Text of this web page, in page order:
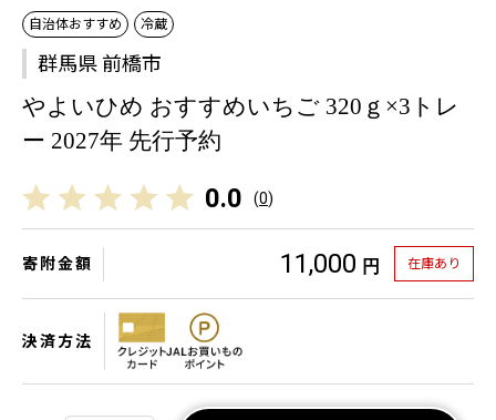
自治体おすすめ 冷蔵
群馬県 前橋市
やよいひめ おすすめいちご 320ｇ×3トレ
ー 2027年 先行予約
0.0 (0)
寄附金額 11,000 円 在庫あり
決済方法